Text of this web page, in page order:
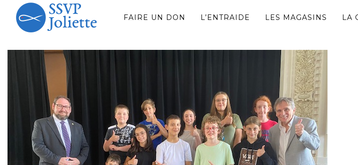
FAIRE UN DON L’ENTRAIDE LES MAGASINS LA